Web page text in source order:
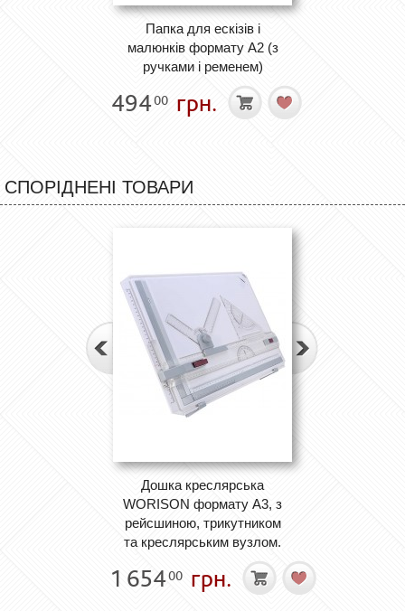
Папка для ескізів і
малюнків формату А2 (з
ручками і ременем)
49400 грн.
СПОРІДНЕНІ ТОВАРИ
Дошка креслярська
WORISON формату А3, з
рейсшиною, трикутником
та креслярським вузлом.
1 65400 грн.